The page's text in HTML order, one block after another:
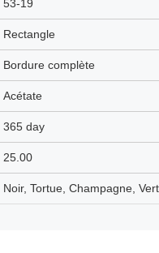
53-19
Rectangle
Bordure complète
Acétate
365 day
25.00
Noir, Tortue, Champagne, Vert,